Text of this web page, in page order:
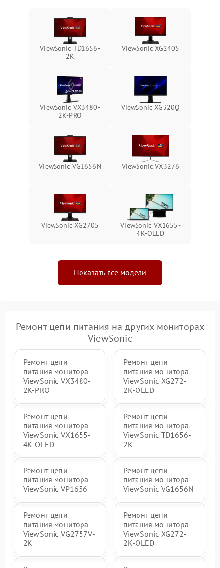
Неисправность системы
перенапряжения
Подробнее →
защиты от замыкания
Подробнее →
Повреждение системы
защиты от перегрузок
1000 ₽ Подробнее →
Неисправность системы
защиты от перегрева
Подробнее →
Поломка системы защиты
Поломка системы защиты
от замыкания
Подробнее →
ViewSonic TD1656-
2K
ViewSonic XG2405
ViewSonic VX3480-
2K-PRO
ViewSonic XG320Q
ViewSonic VG1656N ViewSonic VX3276
ViewSonic XG2705
ViewSonic VX1655-
4K-OLED
Показать все модели
Ремонт цепи питания на других мониторах
ViewSonic
Ремонт цепи
питания монитора
ViewSonic VX3480-
2K-PRO
Ремонт цепи
питания монитора
ViewSonic XG272-
2K-OLED
Ремонт цепи
питания монитора
ViewSonic VX1655-
4K-OLED
Ремонт цепи
питания монитора
ViewSonic TD1656-
2K
Ремонт цепи
питания монитора
ViewSonic VP1656
Ремонт цепи
питания монитора
ViewSonic VG1656N
Ремонт цепи
питания монитора
ViewSonic VG2757V-
2K
Ремонт цепи
питания монитора
ViewSonic XG272-
2K-OLED